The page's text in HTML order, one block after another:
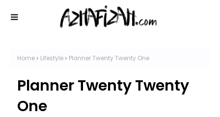
Home Lifestyle Planner Twenty Twenty One
Planner Twenty Twenty
One